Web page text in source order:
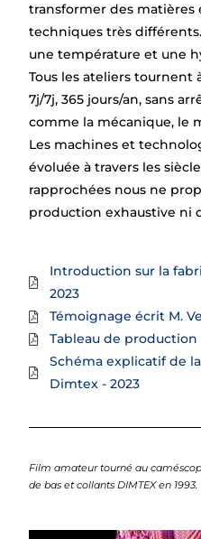
transformer des
techniques très
une température et une
Tous les ateliers tournent
7j/7j, 365 jours/an, sans
comme la mécanique, le
Les machines et
évoluée à travers les
rapprochées nous ne
production exhaustive ni
Introduction sur la
2023
Témoignage écrit M.
Tableau de production
Schéma explicatif de
Dimtex - 2023
Film amateur tourné au
de bas et collants DIMTEX en 1993.